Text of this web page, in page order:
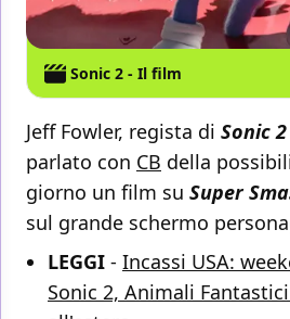
Sonic 2 - Il film
Jeff Fowler, regista di Sonic
parlato con CB della
giorno un film su Super
sul grande schermo
LEGGI - Incassi USA:
Sonic 2, Animali